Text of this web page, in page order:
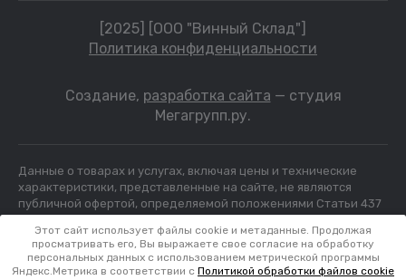
[2025] [ООО "Винный Склад"]
Политика конфиденциальности
Создание, разработка сайта — студия
Мегагрупп.ру.
Данные о товарах и услугах, включая цены и технические
характеристики, представленные на сайте, не являются
публичной офертой, определяемой положениями Статьи 437
Для получения точной информации о наличии и стоимости
товара, пожалуйста, обращайтесь по нашим телефонам. ИНН
7804231466
Этот сайт использует файлы cookie и метаданные. Продолжая
просматривать его, Вы выражаете свое согласие на обработку
персональных данных с использованием метрической программы
Яндекс.Метрика в соответствии с Политикой обработки файлов cookie